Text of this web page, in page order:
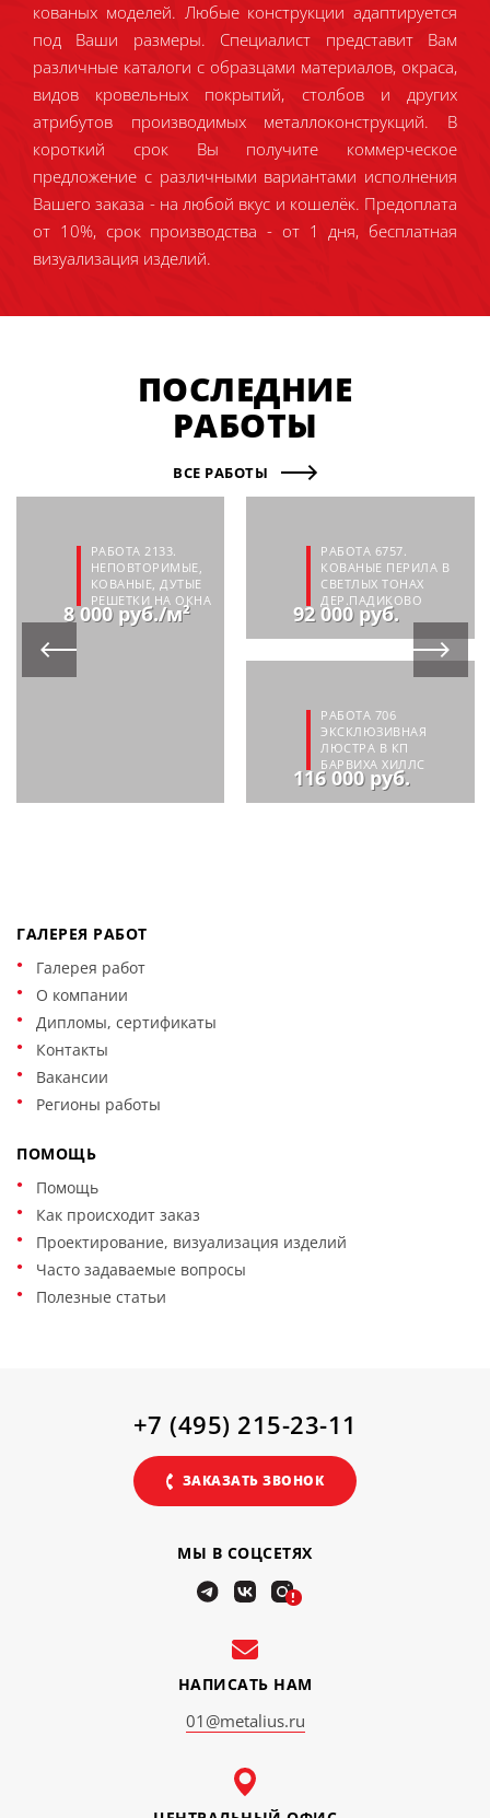
кованых моделей. Любые конструкции адаптируется
под Ваши размеры. Специалист представит Вам
различные каталоги с образцами материалов, окраса,
видов кровельных покрытий, столбов и других
атрибутов производимых металлоконструкций. В
короткий срок Вы получите коммерческое
предложение с различными вариантами исполнения
Вашего заказа - на любой вкус и кошелёк. Предоплата
от 10%, срок производства - от 1 дня, бесплатная
визуализация изделий.
ПОСЛЕДНИЕ
РАБОТЫ
ВСЕ РАБОТЫ
РАБОТА 2133.
НЕПОВТОРИМЫЕ,
КОВАНЫЕ, ДУТЫЕ
РЕШЕТКИ НА ОКНА
8 000 руб./м²
РАБОТА 6757.
КОВАНЫЕ ПЕРИЛА В
СВЕТЛЫХ ТОНАХ
ДЕР.ПАДИКОВО
92 000 руб.
РАБОТА 706
ЭКСКЛЮЗИВНАЯ
ЛЮСТРА В КП
БАРВИХА ХИЛЛС
116 000 руб.
ГАЛЕРЕЯ РАБОТ
Галерея работ
О компании
Дипломы, сертификаты
Контакты
Вакансии
Регионы работы
ПОМОЩЬ
Помощь
Как происходит заказ
Проектирование, визуализация изделий
Часто задаваемые вопросы
Полезные статьи
НАПИСАТЬ НАМ
01@metalius.ru
МЫ В СОЦСЕТЯХ
!
+7 (495) 215-23-11
ЗАКАЗАТЬ ЗВОНОК